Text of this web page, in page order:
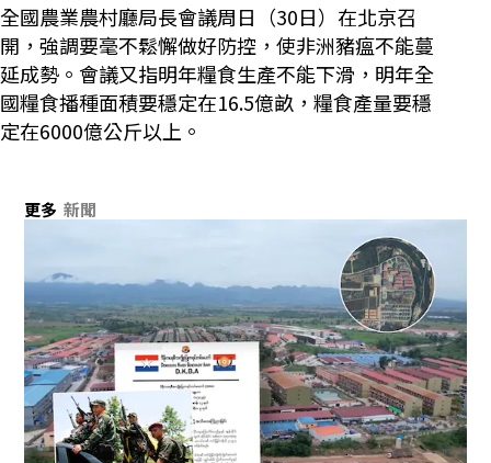
全國農業農村廳局長會議周日（30日）在北京召
開，強調要毫不鬆懈做好防控，使非洲豬瘟不能蔓
延成勢。會議又指明年糧食生產不能下滑，明年全
國糧食播種面積要穩定在16.5億畝，糧食產量要穩
定在6000億公斤以上。
更多 新聞